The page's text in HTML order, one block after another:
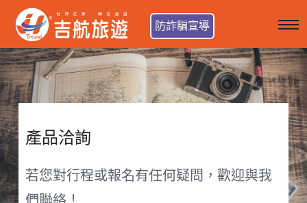
防詐騙宣導
產品洽詢
若您對行程或報名有任何疑問，歡迎與我